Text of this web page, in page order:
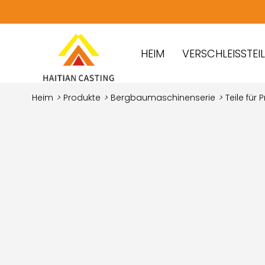
HEIM VERSCHLEISSTEILE
Heim > Produkte > Bergbaumaschinenserie > Teile für